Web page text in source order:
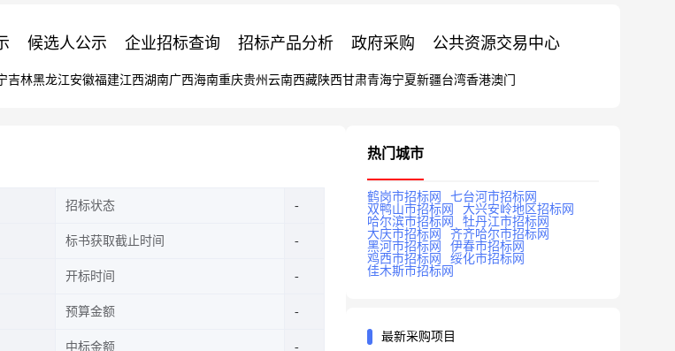
候选人公示 企业招标查询 招标产品分析 政府采购 公共资源交易中心
吉林黑龙江安徽福建江西湖南广西海南重庆贵州 云南西藏陕西甘肃青海宁夏新疆台湾香港澳门
招标状态
标书获取截止时间
开标时间
预算金额
中标金额
热门城市
鹤岗市招标网
七台河市招标网
双鸭山市招标网
大兴安岭地区招标网
哈尔滨市招标网
牡丹江市招标网
大庆市招标网
齐齐哈尔市招标网
黑河市招标网
伊春市招标网
鸡西市招标网
绥化市招标网
佳木斯市招标网
最新采购项目